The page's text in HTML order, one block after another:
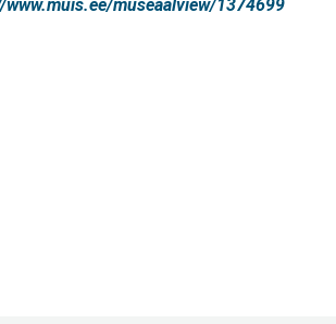
museaalview/1374699